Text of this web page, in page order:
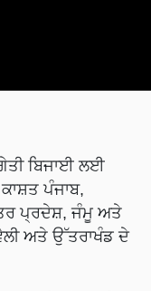
ਬਿਜਾਈ ਲਈ
ਪੰਜਾਬ,
ਪ੍ਰਦੇਸ਼, ਜੰਮੂ ਅਤੇ
ਅਤੇ ਉੱਤਰਾਖੰਡ ਦੇ